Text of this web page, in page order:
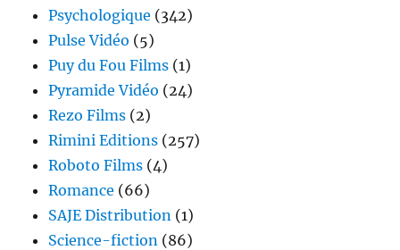
Psychologique (342)
Pulse Vidéo (5)
Puy du Fou Films (1)
Pyramide Vidéo (24)
Rezo Films (2)
Rimini Editions (257)
Roboto Films (4)
Romance (66)
SAJE Distribution (1)
Science-fiction (86)